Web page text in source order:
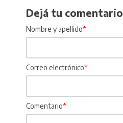
Dejá tu comentario
Nombre y apellido*
Correo electrónico*
Comentario*